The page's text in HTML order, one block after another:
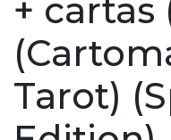
+ cartas
Tarot)